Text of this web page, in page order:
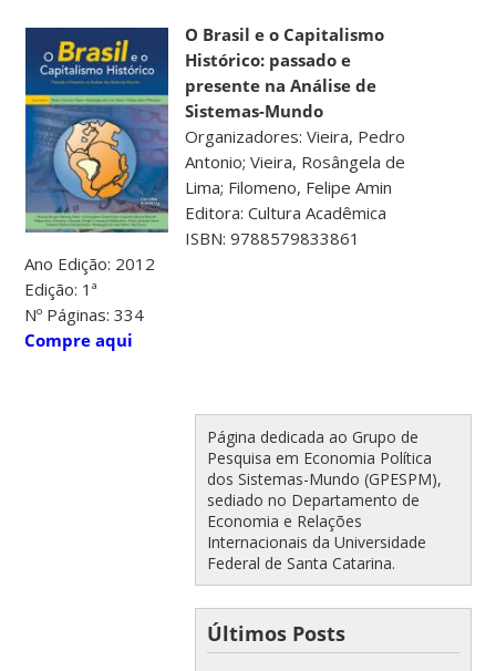
O Brasil e o Capitalismo
Histórico: passado e
presente na Análise de
Sistemas-Mundo
Organizadores: Vieira, Pedro
Antonio; Vieira, Rosângela de
Lima; Filomeno, Felipe Amin
Editora: Cultura Acadêmica
ISBN: 9788579833861
Ano Edição: 2012
Edição: 1ª
Nº Páginas: 334
Compre aqui
Página dedicada ao Grupo de
Pesquisa em Economia Política
dos Sistemas-Mundo (GPESPM),
sediado no Departamento de
Economia e Relações
Internacionais da Universidade
Federal de Santa Catarina.
Últimos Posts